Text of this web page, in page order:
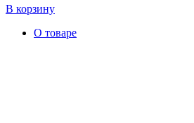
В корзину
О товаре